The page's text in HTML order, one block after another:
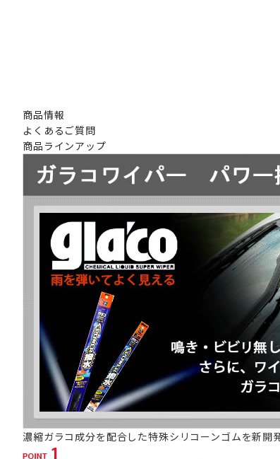
商品情報
よくあるご質問
商品ラインアップ
濃縮ガラコ成分を配合した特殊シリコーンゴムを新開